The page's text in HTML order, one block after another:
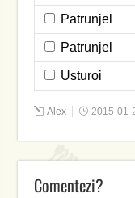
Patrunjel
Patrunjel
Usturoi
Alex 2015-01-
Comentezi?